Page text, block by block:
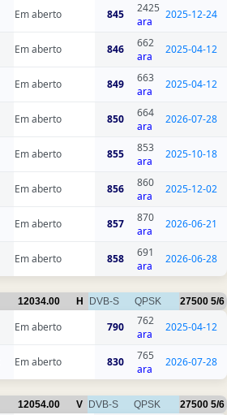
Em aberto 845
2425
ara
2025-12-24
Em aberto 846
662
ara
2025-04-12
Em aberto 849
663
ara
2025-04-12
Em aberto 850
664
ara
2026-07-28
Em aberto 855
853
ara
2025-10-18
Em aberto 856
860
ara
2025-12-02
Em aberto 857
870
ara
2026-06-21
Em aberto 858
691
ara
2026-06-28
12034.00 H DVB-S QPSK 27500 5/6
Em aberto 790
762
ara
2025-04-12
Em aberto 830
765
ara
2026-07-28
12054.00 V DVB-S QPSK 27500 5/6